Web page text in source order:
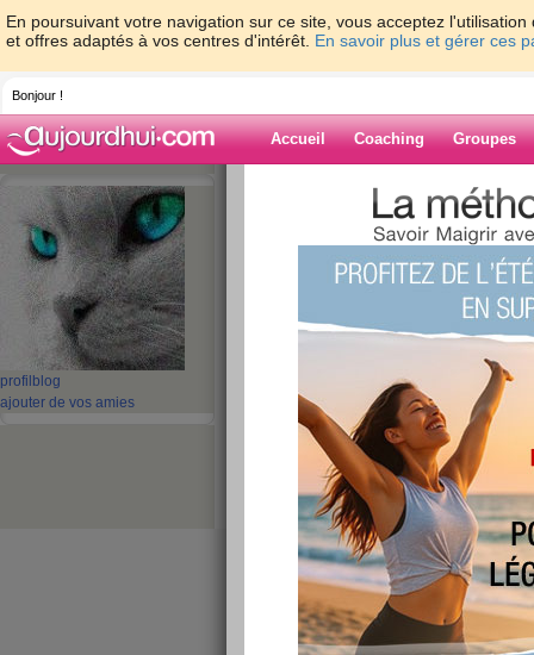
En poursuivant votre navigation sur ce site, vous acceptez
et offres adaptés à vos centres d'intérêt. En savoir plus et gérer ces
Bonjour !
Accueil Coaching Groupes
profil blog
ajouter de vos amies
>
Blog de
‹ Préc. 1 2 3 4 5
Je ne sais pas
publié le 07/09/2011 à 19:45